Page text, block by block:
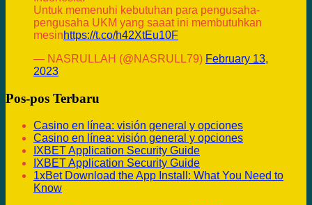
Untuk memenuhi kebutuhan para pengusaha-
pengusaha UKM yang saaat ini membutuhkan
mesinhttps://t.co/h42XtEu10F
— NASRULLAH (@NASRULL79) February 13,
2023
Pos-pos Terbaru
Casino en línea: visión general y opciones
Casino en línea: visión general y opciones
IXBET Application Security Guide
IXBET Application Security Guide
1xBet Download the App Install: What You Need to
Know